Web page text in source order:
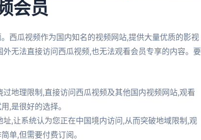
会员
西瓜视频作为国内知名的视频网站,提供大量优质的影视
无法直接访问西瓜视频,也无法观看会员专享的内容。要
地理限制,直接访问西瓜视频及其他国内视频网站,观看
,是很好的选择。
,让系统认为您正在中国境内访问,从而突破地域限制,观
单,但需要付费订阅。